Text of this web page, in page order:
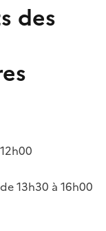
des
13h30 à 16h00